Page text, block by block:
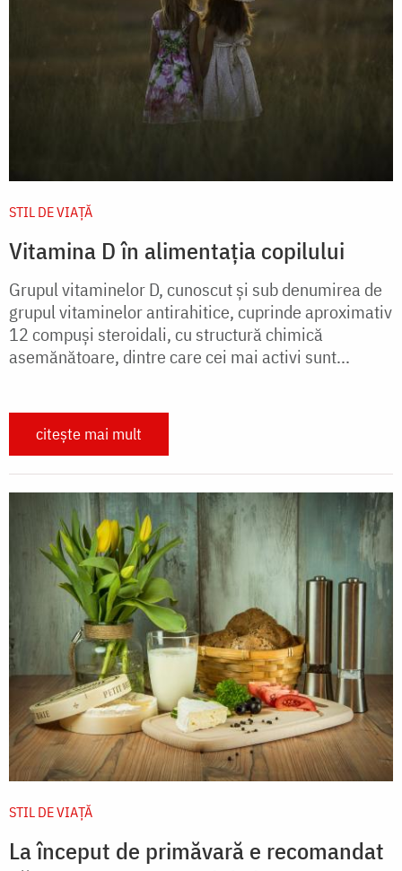
STIL DE VIAŢĂ
Vitamina D în alimentaţia copilului
Grupul vitaminelor D, cunoscut şi sub denumirea de
grupul vitaminelor antirahitice, cuprinde aproximativ
12 compuşi steroidali, cu structură chimică
asemănătoare, dintre care cei mai activi sunt...
citește mai mult
STIL DE VIAŢĂ
La început de primăvară e recomandat